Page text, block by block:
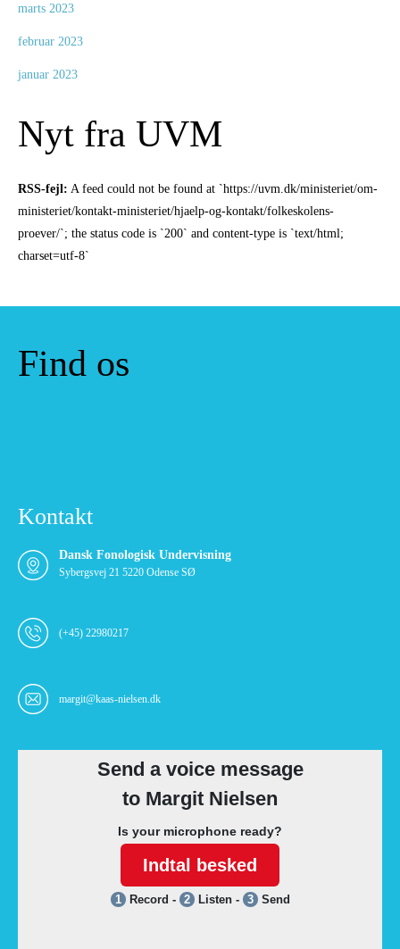
marts 2023
februar 2023
januar 2023
Nyt fra UVM
RSS-fejl: A feed could not be found at `https://uvm.dk/ministeriet/om-
ministeriet/kontakt-ministeriet/hjaelp-og-kontakt/folkeskolens-
proever/`; the status code is `200` and content-type is `text/html;
charset=utf-8`
Find os
Kontakt
Dansk Fonologisk Undervisning
Sybergsvej 21 5220 Odense SØ
(+45) 22980217
margit@kaas-nielsen.dk